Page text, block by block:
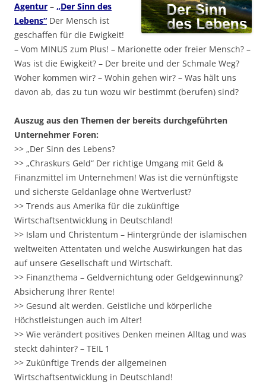
Agentur – „Der Sinn des
Lebens“ Der Mensch ist
geschaffen für die Ewigkeit!
– Vom MINUS zum Plus! – Marionette oder freier Mensch? –
Was ist die Ewigkeit? – Der breite und der Schmale Weg?
Woher kommen wir? – Wohin gehen wir? – Was hält uns
davon ab, das zu tun wozu wir bestimmt (berufen) sind?
Auszug aus den Themen der bereits durchgeführten
Unternehmer Foren:
>> „Der Sinn des Lebens?
>> „Chraskurs Geld“ Der richtige Umgang mit Geld &
Finanzmittel im Unternehmen! Was ist die vernünftigste
und sicherste Geldanlage ohne Wertverlust?
>> Trends aus Amerika für die zukünftige
Wirtschaftsentwicklung in Deutschland!
>> Islam und Christentum – Hintergründe der islamischen
weltweiten Attentaten und welche Auswirkungen hat das
auf unsere Gesellschaft und Wirtschaft.
>> Finanzthema – Geldvernichtung oder Geldgewinnung?
Absicherung Ihrer Rente!
>> Gesund alt werden. Geistliche und körperliche
Höchstleistungen auch im Alter!
>> Wie verändert positives Denken meinen Alltag und was
steckt dahinter? – TEIL 1
>> Zukünftige Trends der allgemeinen
Wirtschaftsentwicklung in Deutschland!